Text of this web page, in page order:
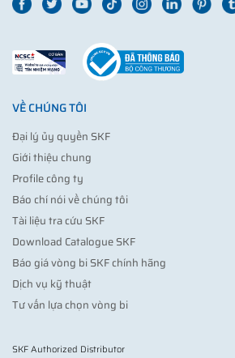
VỀ CHÚNG TÔI
Đại lý ủy quyền SKF
Giới thiệu chung
Profile công ty
Báo chí nói về chúng tôi
Tài liệu tra cứu SKF
Download Catalogue SKF
Báo giá vòng bi SKF chính hãng
Dịch vụ kỹ thuật
Tư vấn lựa chọn vòng bi
SKF Authorized Distributor